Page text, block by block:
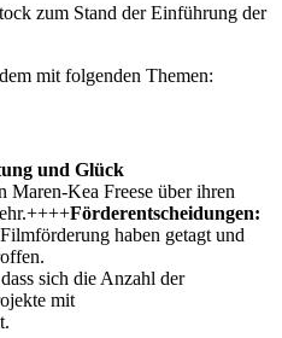
zum Stand der Einführung der
mit folgenden Themen:
und Glück
Maren-Kea Freese über ihren
Förderentscheidungen:
haben getagt und
sich die Anzahl der
mit